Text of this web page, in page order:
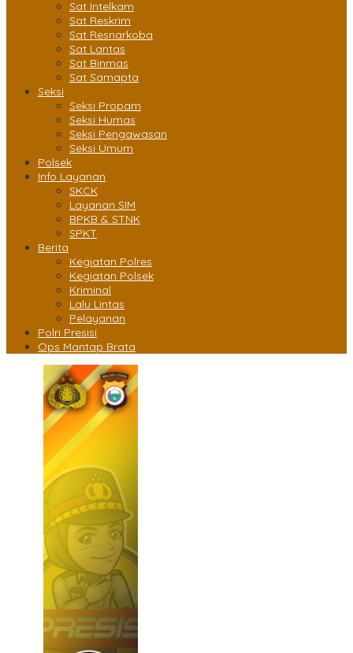
Sat Intelkam
Sat Reskrim
Sat Resnarkoba
Sat Lantas
Sat Binmas
Sat Samapta
Seksi
Seksi Propam
Seksi Humas
Seksi Pengawasan
Seksi Umum
Polsek
Info Layanan
SKCK
Layanan SIM
BPKB & STNK
SPKT
Berita
Kegiatan Polres
Kegiatan Polsek
Kriminal
Lalu Lintas
Pelayanan
Polri Presisi
Ops Mantap Brata